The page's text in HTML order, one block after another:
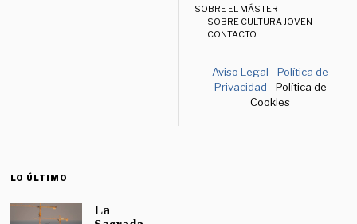
SOBRE EL MÁSTER
SOBRE CULTURA JOVEN
CONTACTO
Aviso Legal -Política de
Privacidad - Política de
Cookies
LO ÚLTIMO
La